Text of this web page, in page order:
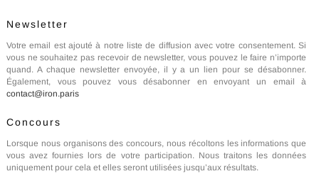
Newsletter
Votre email est ajouté à notre liste de diffusion avec votre consentement. Si
vous ne souhaitez pas recevoir de newsletter, vous pouvez le faire n’importe
quand. A chaque newsletter envoyée, il y a un lien pour se désabonner.
Également, vous pouvez vous désabonner en envoyant un email à
contact@iron.paris
Concours
Lorsque nous organisons des concours, nous récoltons les informations que
vous avez fournies lors de votre participation. Nous traitons les données
uniquement pour cela et elles seront utilisées jusqu’aux résultats.